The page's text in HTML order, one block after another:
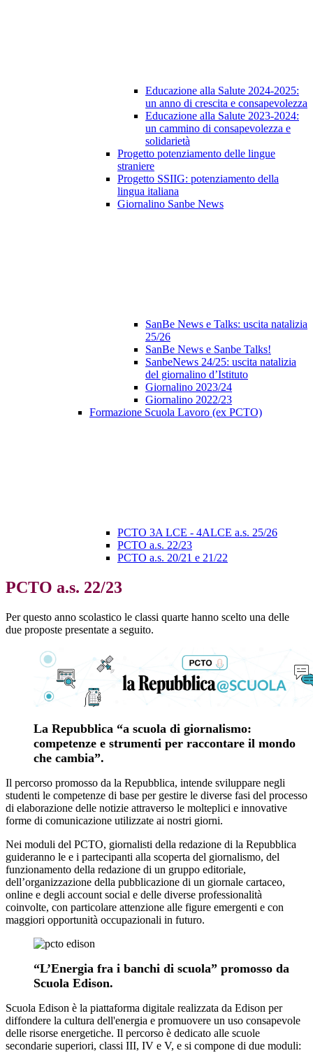
Educazione alla Salute 2024-2025:
un anno di crescita e consapevolezza
Educazione alla Salute 2023‑2024:
un cammino di consapevolezza e
solidarietà
Progetto potenziamento delle lingue
straniere
Progetto SSIIG: potenziamento della
lingua italiana
Giornalino Sanbe News
SanBe News e Talks: uscita natalizia
25/26
SanBe News e Sanbe Talks!
SanbeNews 24/25: uscita natalizia
del giornalino d’Istituto
Giornalino 2023/24
Giornalino 2022/23
Formazione Scuola Lavoro (ex PCTO)
PCTO 3A LCE - 4ALCE a.s. 25/26
PCTO a.s. 22/23
PCTO a.s. 20/21 e 21/22
PCTO a.s. 22/23
Per questo anno scolastico le classi quarte hanno scelto una delle
due proposte presentate a seguito.
La Repubblica “a scuola di giornalismo:
competenze e strumenti per raccontare il mondo
che cambia”.
Il percorso promosso da la Repubblica, intende sviluppare negli
studenti le competenze di base per gestire le diverse fasi del processo
di elaborazione delle notizie attraverso le molteplici e innovative
forme di comunicazione utilizzate ai nostri giorni.
Nei moduli del PCTO, giornalisti della redazione di la Repubblica
guideranno le e i partecipanti alla scoperta del giornalismo, del
funzionamento della redazione di un gruppo editoriale,
dell’organizzazione della pubblicazione di un giornale cartaceo,
online e degli account social e delle diverse professionalità
coinvolte, con particolare attenzione alle figure emergenti e con
maggiori opportunità occupazionali in futuro.
“L’Energia fra i banchi di scuola” promosso da
Scuola Edison.
Scuola Edison è la piattaforma digitale realizzata da Edison per
diffondere la cultura dell'energia e promuovere un uso consapevole
delle risorse energetiche. Il percorso è dedicato alle scuole
secondarie superiori, classi III, IV e V, e si compone di due moduli: